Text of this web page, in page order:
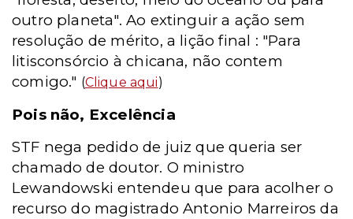
outro planeta". Ao extinguir a ação sem
resolução de mérito, a lição final : "Para
litisconsórcio à chicana, não contem
comigo." (Clique aqui)
Pois não, Excelência
STF nega pedido de juiz que queria ser
chamado de doutor. O ministro
Lewandowski entendeu que para acolher o
recurso do magistrado Antonio Marreiros da